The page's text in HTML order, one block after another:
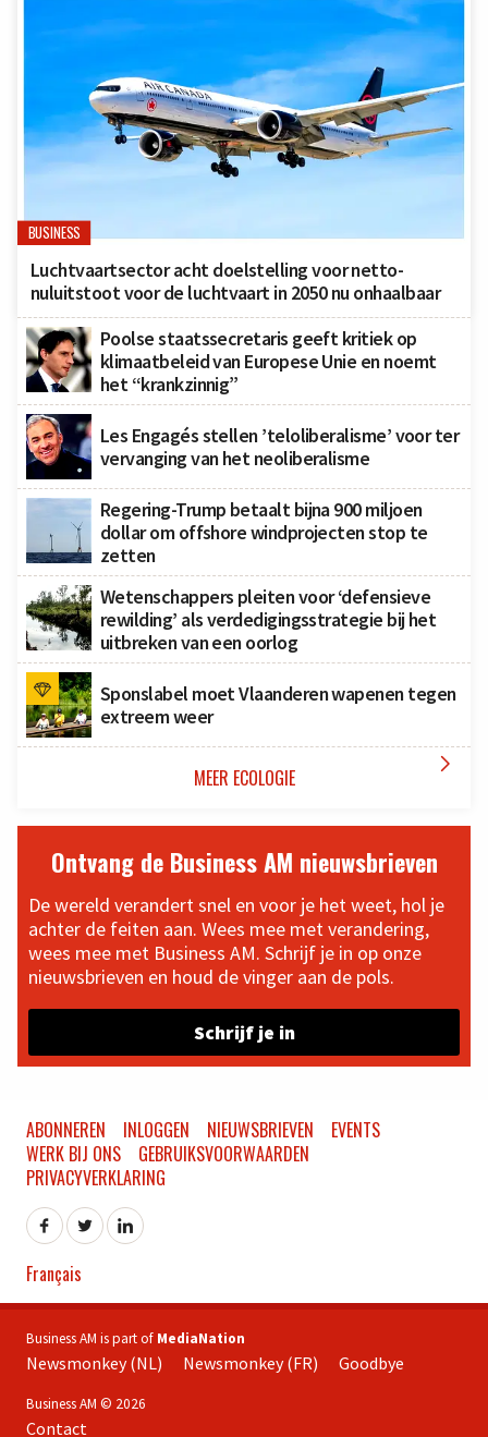
BUSINESS
Luchtvaartsector acht doelstelling voor netto-
nuluitstoot voor de luchtvaart in 2050 nu onhaalbaar
Poolse staatssecretaris geeft kritiek op
klimaatbeleid van Europese Unie en noemt
het “krankzinnig”
Les Engagés stellen ’teloliberalisme’ voor ter
vervanging van het neoliberalisme
Regering-Trump betaalt bijna 900 miljoen
dollar om offshore windprojecten stop te
zetten
Wetenschappers pleiten voor ‘defensieve
rewilding’ als verdedigingsstrategie bij het
uitbreken van een oorlog
Sponslabel moet Vlaanderen wapenen tegen
extreem weer
MEER ECOLOGIE 
Ontvang de Business AM nieuwsbrieven
De wereld verandert snel en voor je het weet, hol je
achter de feiten aan. Wees mee met verandering,
wees mee met Business AM. Schrijf je in op onze
nieuwsbrieven en houd de vinger aan de pols.
Schrijf je in
ABONNEREN INLOGGEN NIEUWSBRIEVEN
EVENTS
WERK BIJ ONS
GEBRUIKSVOORWAARDEN
PRIVACYVERKLARING
Français
Business AM is part of MediaNation
Newsmonkey (NL) Newsmonkey (FR) Goodbye
Business AM © 2026
Contact